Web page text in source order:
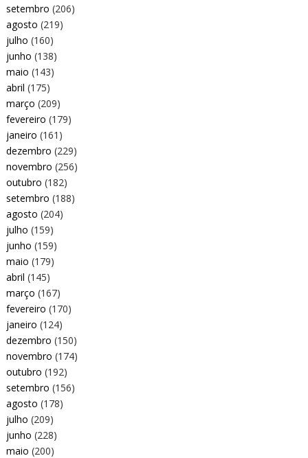
setembro (206)
agosto (219)
julho (160)
junho (138)
maio (143)
abril (175)
março (209)
fevereiro (179)
janeiro (161)
dezembro (229)
novembro (256)
outubro (182)
setembro (188)
agosto (204)
julho (159)
junho (159)
maio (179)
abril (145)
março (167)
fevereiro (170)
janeiro (124)
dezembro (150)
novembro (174)
outubro (192)
setembro (156)
agosto (178)
julho (209)
junho (228)
maio (200)